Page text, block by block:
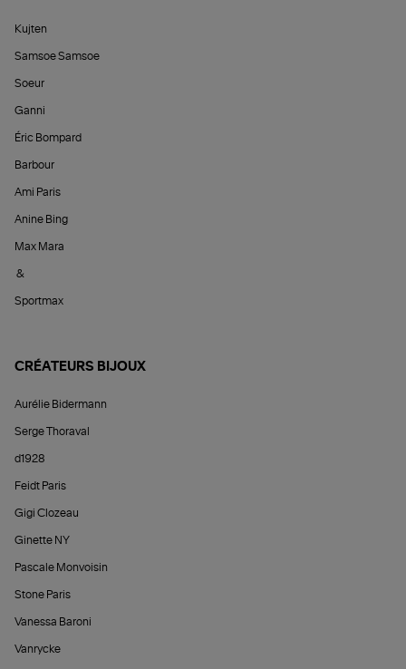
Kujten
Samsoe Samsoe
Soeur
Ganni
Éric Bompard
Barbour
Ami Paris
Anine Bing
Max Mara
&
Sportmax
CRÉATEURS BIJOUX
Aurélie Bidermann
Serge Thoraval
d1928
Feidt Paris
Gigi Clozeau
Ginette NY
Pascale Monvoisin
Stone Paris
Vanessa Baroni
Vanrycke